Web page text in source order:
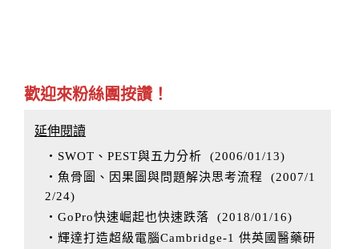
歡迎來粉絲團按讚！
延伸閱讀
‧SWOT、PEST與五力分析 (2006/01/13)
‧魚骨圖、因果圖與問題解決思考流程
(2007/1
2/24)
‧GoPro快速崛起也快速跌落 (2018/01/16)
‧輝達打造超級電腦Cambridge-1 供英國醫藥研